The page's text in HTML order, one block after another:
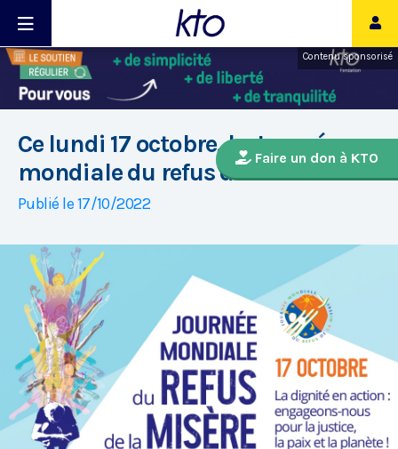
Contenu sponsorisé
Faire un don à KTO
Ce lundi 17 octobre, la Journée
mondiale du refus de la misère
Publié le 17/10/2022